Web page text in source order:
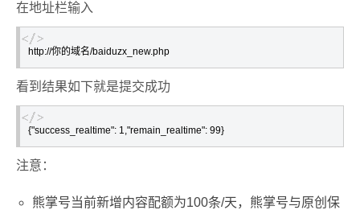
在地址栏输入
http://你的域名/baiduzx_new.php
看到结果如下就是提交成功
{"success_realtime": 1,"remain_realtime": 99}
注意：
熊掌号当前新增内容配额为100条/天，熊掌号与原创保